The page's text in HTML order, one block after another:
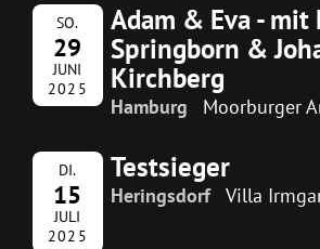
SO.
29
JUNI
2025
Adam & Eva - mit
Springborn &
Kirchberg
Hamburg Moorburger
DI.
15
JULI
2025
Testsieger
Heringsdorf Villa